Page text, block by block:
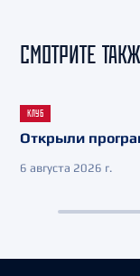
СМОТРИТЕ
КЛУБ
Открыли
6 августа 2026 г.